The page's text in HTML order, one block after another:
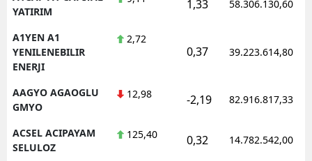
YATIRIM
1,33 58.306.130,60
A1YEN A1
YENILENEBILIR
ENERJI
2,72
0,37 39.223.614,80
AAGYO AGAOGLU
GMYO
12,98 -2,19 82.916.817,33
ACSEL ACIPAYAM
SELULOZ
125,40 0,32 14.782.542,00